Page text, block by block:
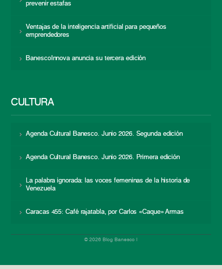
prevenir estafas
Ventajas de la inteligencia artificial para pequeños
emprendedores
BanescoInnova anuncia su tercera edición
CULTURA
Agenda Cultural Banesco. Junio 2026. Segunda edición
Agenda Cultural Banesco. Junio 2026. Primera edición
La palabra ignorada: las voces femeninas de la historia de
Venezuela
Caracas 455: Café rajatabla, por Carlos «Caque» Armas
© 2026 Blog Banesco |